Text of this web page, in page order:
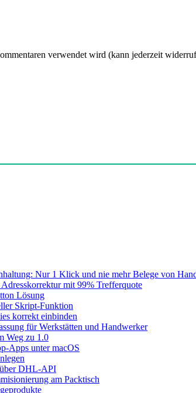
verwendet wird (kann jederzeit
Nur 1 Klick und nie mehr Belege von
mit 99% Trefferquote
Lösung
Skript-Funktion
korrekt einbinden
für Werkstätten und Handwerker
Weg zu 1.0
Apps unter macOS
DHL-API
am Packtisch